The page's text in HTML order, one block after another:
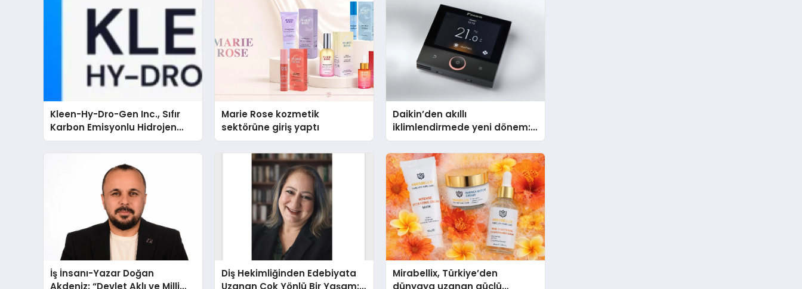
Kleen-Hy-Dro-Gen Inc., Sıfır
Karbon Emisyonlu Hidrojen
Isıtma Teknolojisinde ISO ve
TSSA Düzenleyici Onaylarını
Marie Rose kozmetik
sektörüne giriş yaptı
Daikin’den akıllı
iklimlendirmede yeni dönem:
Madoka Plus Türkiye’de
İş İnsanı-Yazar Doğan
Akdeniz: “Devlet Aklı ve Milli
Diş Hekimliğinden Edebiyata
Uzanan Çok Yönlü Bir Yaşam:
Mirabellix, Türkiye’den
dünyaya uzanan güçlü